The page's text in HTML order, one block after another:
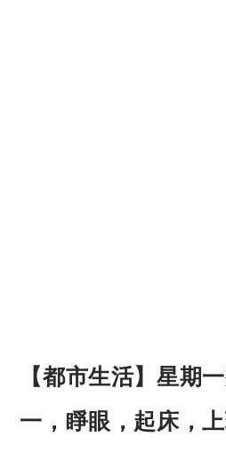
【都市生活】星期
一，睜眼，起床，